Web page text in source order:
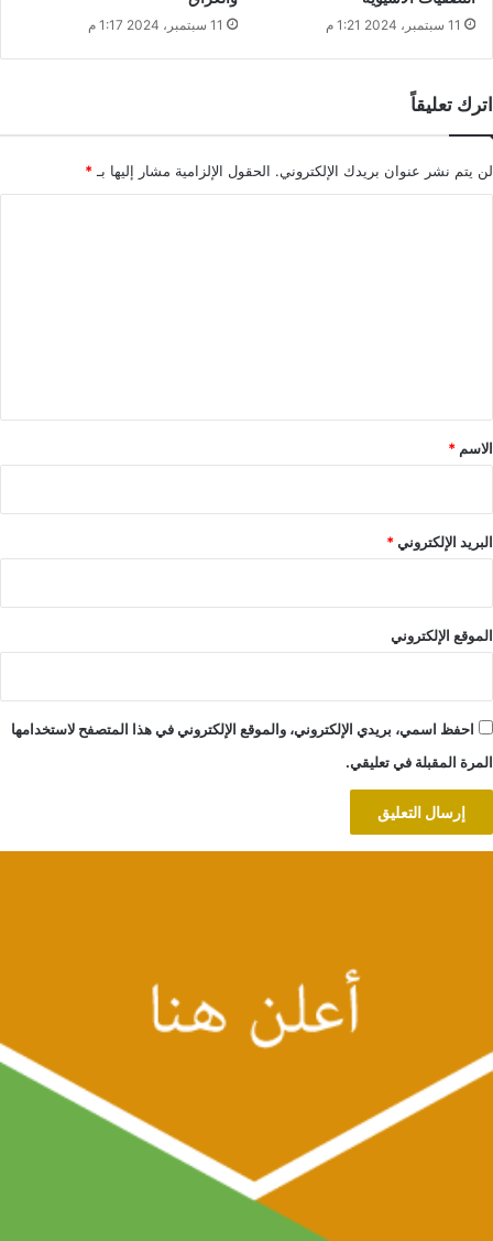
11 سبتمبر، 2024 1:21 م
11 سبتمبر، 2024 1:17 م
اترك تعليقاً
لن يتم نشر عنوان بريدك الإلكتروني. الحقول الإلزامية مشار إليها بـ*
*
الاسم *
البريد الإلكتروني*
الموقع الإلكتروني
احفظ اسمي، بريدي الإلكتروني، والموقع الإلكتروني في هذا المتصفح لاستخدامها
المرة المقبلة في تعليقي.